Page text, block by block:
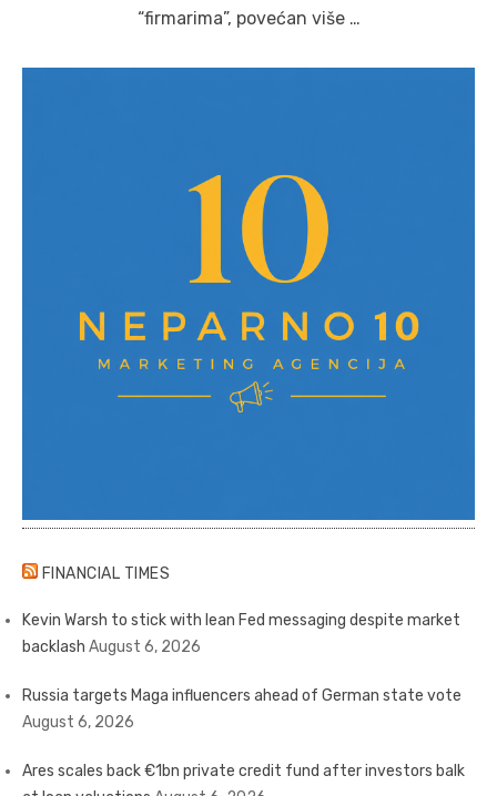
“firmarima”, povećan više …
FINANCIAL TIMES
Kevin Warsh to stick with lean Fed messaging despite market
backlash August 6, 2026
Russia targets Maga influencers ahead of German state vote
August 6, 2026
Ares scales back €1bn private credit fund after investors balk